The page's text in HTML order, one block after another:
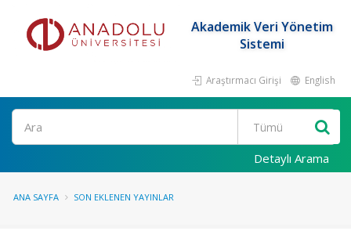
Akademik Veri Yönetim
Sistemi
Araştırmacı Girişi English
Ara
Detaylı Arama
ANA SAYFA SON EKLENEN YAYINLAR